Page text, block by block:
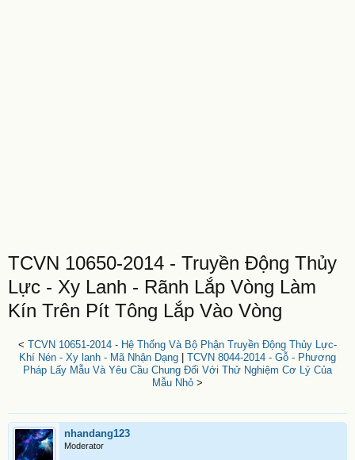
TCVN 10650-2014 - Truyền Động Thủy
Lực - Xy Lanh - Rãnh Lắp Vòng Làm
Kín Trên Pít Tông Lắp Vào Vòng
< TCVN 10651-2014 - Hệ Thống Và Bộ Phận Truyền Động Thủy Lực-
Khí Nén - Xy lanh - Mã Nhận Dạng
TCVN 8044-2014 - Gỗ - Phương
Pháp Lấy Mẫu Và Yêu Cầu Chung Đối Với Thử Nghiệm Cơ Lý Của
Mẫu Nhỏ >
nhandang123
Moderator